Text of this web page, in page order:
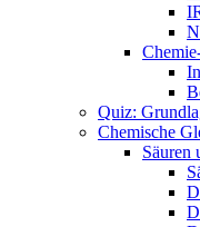
Quiz:
Chemische
Säuren